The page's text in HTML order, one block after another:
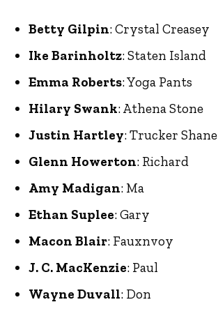
Betty Gilpin: Crystal Creasey
Ike Barinholtz: Staten Island
Emma Roberts: Yoga Pants
Hilary Swank: Athena Stone
Justin Hartley: Trucker Shane
Glenn Howerton: Richard
Amy Madigan: Ma
Ethan Suplee: Gary
Macon Blair: Fauxnvoy
J. C. MacKenzie: Paul
Wayne Duvall: Don